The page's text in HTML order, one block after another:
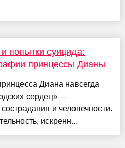
попытки суицида:
принцессы Дианы
Диана навсегда
сердец» —
и человечности.
искренн...